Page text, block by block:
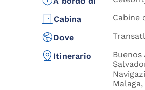
Cabina Cabine
Dove
Itinerario
Buenos